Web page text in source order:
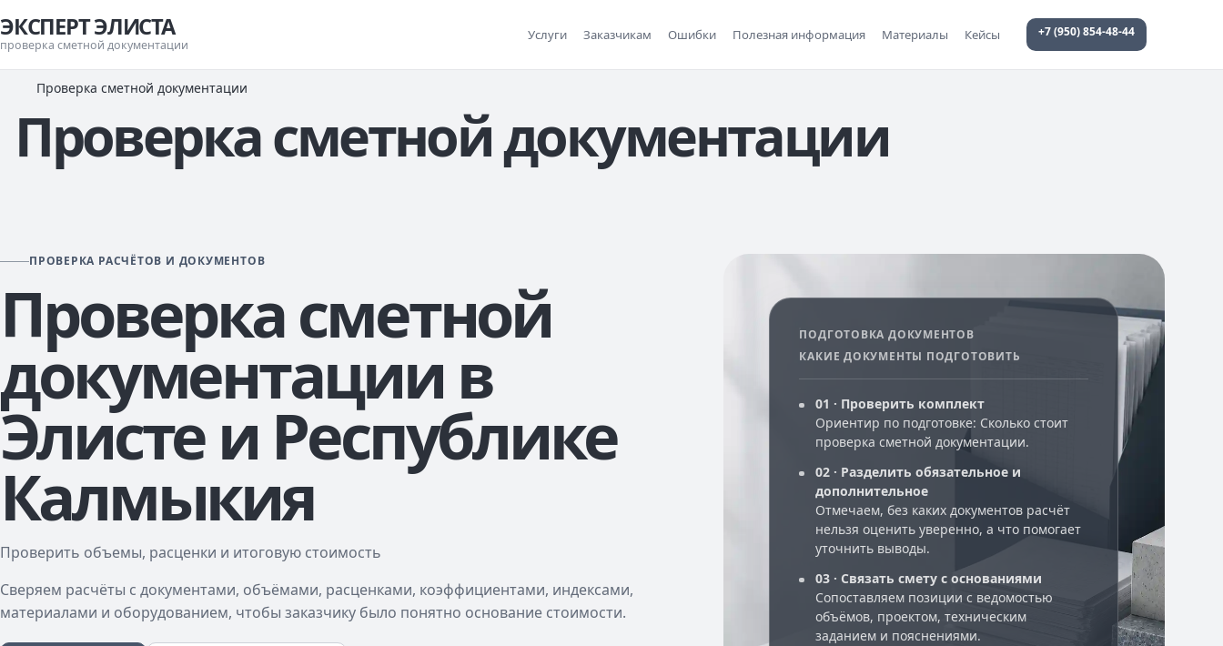
ЭКСПЕРТ ЭЛИСТА
проверка сметной документации
Услуги Заказчикам Ошибки Полезная информация Материалы Кейсы +7 (950) 854-48-44
Проверка сметной документации
Проверка сметной документации
ПРОВЕРКА РАСЧЁТОВ И ДОКУМЕНТОВ
Проверка сметной
документации в
Элисте и Республике
Калмыкия
Проверить объемы, расценки и итоговую стоимость
Сверяем расчёты с документами, объёмами, расценками, коэффициентами, индексами,
материалами и оборудованием, чтобы заказчику было понятно основание стоимости.
ПОДГОТОВКА ДОКУМЕНТОВ
КАКИЕ ДОКУМЕНТЫ ПОДГОТОВИТЬ
01 · Проверить комплект
Ориентир по подготовке: Сколько стоит
проверка сметной документации.
02 · Разделить обязательное и
дополнительное
Отмечаем, без каких документов расчёт
нельзя оценить уверенно, а что помогает
уточнить выводы.
03 · Связать смету с основаниями
Сопоставляем позиции с ведомостью
объёмов, проектом, техническим
заданием и пояснениями.